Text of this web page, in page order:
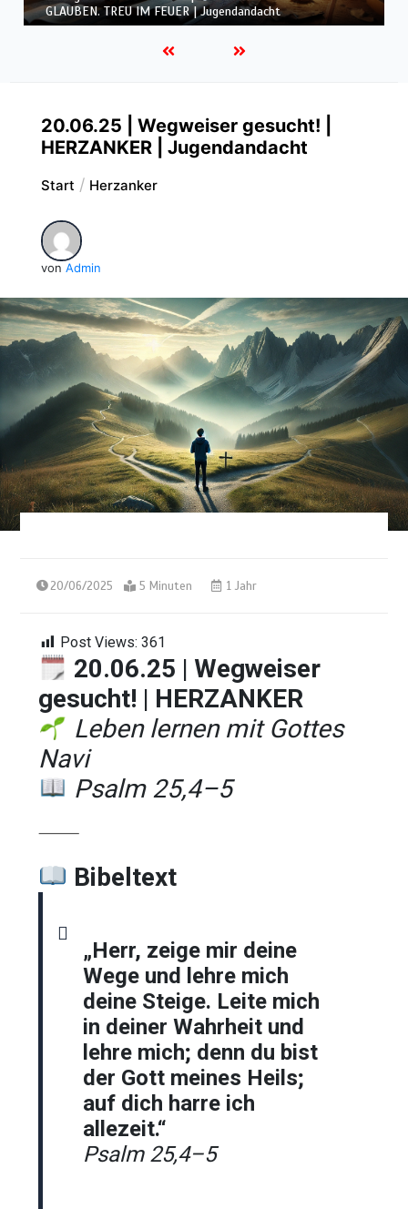
IM FEUER | Jugendandacht
20.06.25 | Wegweiser gesucht! |
HERZANKER | Jugendandacht
Start Herzanker
von Admin
20/06/2025 5 Minuten 1 Jahr
Post Views: 361
20.06.25 | Wegweiser
gesucht! | HERZANKER
Leben lernen mit Gottes
Navi
Psalm 25,4–5
⸻
Bibeltext
„Herr, zeige mir deine
Wege und lehre mich
deine Steige. Leite mich
in deiner Wahrheit und
lehre mich; denn du bist
der Gott meines Heils;
auf dich harre ich
allezeit.“
Psalm 25,4–5